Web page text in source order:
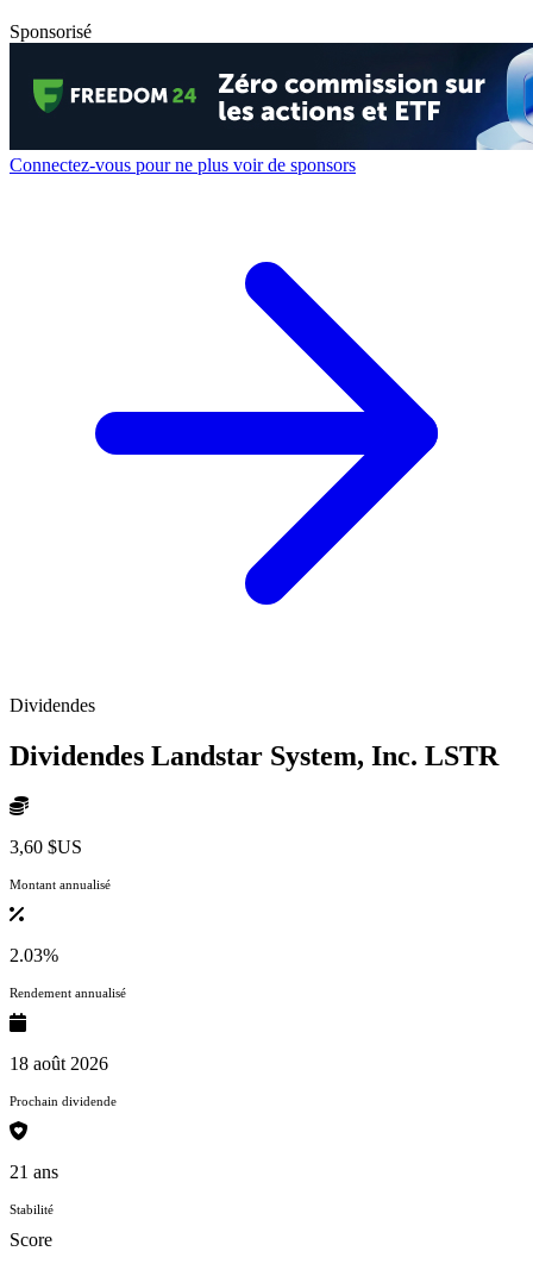
Sponsorisé
Connectez-vous pour ne plus voir de sponsors
Dividendes
Dividendes Landstar System, Inc. LSTR
3,60 $US
Montant annualisé
2.03%
Rendement annualisé
18 août 2026
Prochain dividende
21 ans
Stabilité
Score